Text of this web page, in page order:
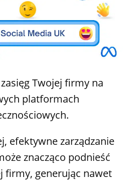
Twojej firmy na
platformach
efektywne zarządzanie
znacząco podnieść
firmy, generując nawet